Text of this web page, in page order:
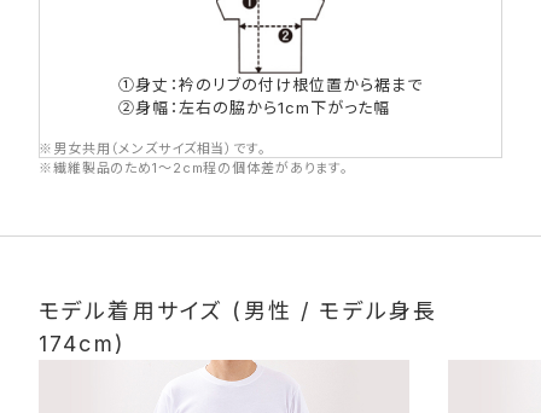
①身丈：衿のリブの付け根位置から裾まで
②身幅：左右の脇から1cm下がった幅
※男女共用（メンズサイズ相当）です。
※繊維製品のため1〜2cm程の個体差があります。
モデル着用サイズ (男性 / モデル身長
174cm)